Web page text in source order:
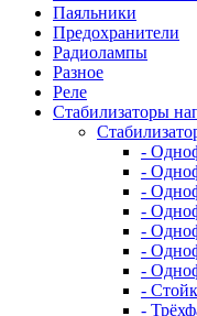
Паяльники
Предохранители
Радиолампы
Разное
Реле
Стабилизаторы
-
-
-
-
-
-
-
-
-